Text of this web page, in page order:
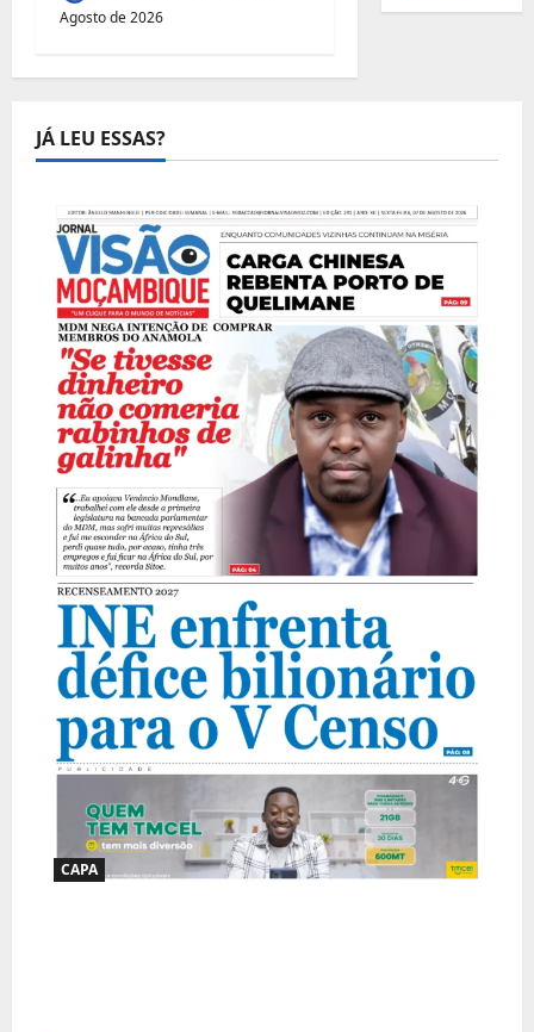
Agosto de 2026
JÁ LEU ESSAS?
CAPA